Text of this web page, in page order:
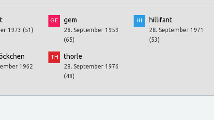
1973 (51)
gem
28. September 1959
(65)
hillifant
28. September 1971
(53)
1962
thorle
28. September 1976
(48)